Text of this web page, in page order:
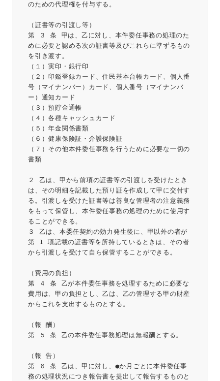
のための代理権を付与する。
（証書等の引渡し等）
第 ３ 条 甲は、乙に対し、本件委任事務の処理のた
めに必要と認める次の証書等及びこれらに準ずるもの
を引き渡す。
（１）実印・銀行印
（２）印鑑登録カード、住民基本台帳カード、個人番
号（マイナンバー）カード、個人番号（マイナンバ
ー）通知カード
（３）預貯金通帳
（４）各種キャッシュカード
（５）年金関係書類
（６）健康保険証・介護保険証
（７）その他本件委任事務を行うために必要な一切の
書類
２ 乙は、甲から前項の証書等の引渡しを受けたとき
は、その明細を記載した預り証を作成して甲に交付す
る。引渡しを受けた証書等は善良な管理者の注意義務
をもって保管し、本件委任事務の処理のために使用す
ることができる。
３ 乙は、本委任契約の効力発生後に、甲以外の者が
第 1 項記載の証書等を所持しているときは、その者
から引渡しを受けて自ら保管することができる。
（費用の負担）
第 ４ 条 乙が本件委任事務を処理するために必要な
費用は、甲の負担とし、乙は、乙の管理する甲の財産
からこれを支出するものとする。
（報 酬）
第 ５ 条 乙の本件委任事務処理は無報酬とする。
（報 告）
第 ６ 条 乙は、甲に対し、●か月ごとに本件委任事
務の処理状況につき報告書を提出して報告するものと